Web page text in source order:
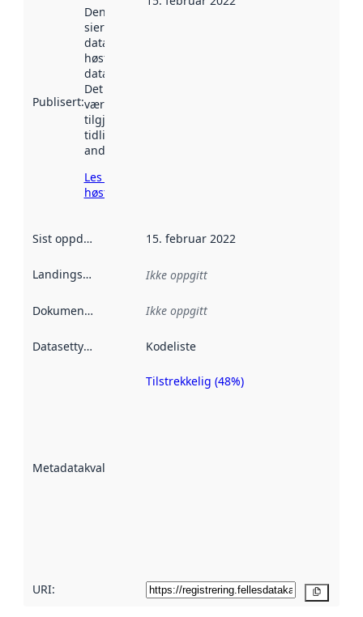
Publisert:
Denne datoen
sier når
datasettet ble
høstet av
data.norge.no.
Det kan ha
vært
tilgjengelig
tidligere
andre steder.
Les mer om
høsting her
Sist oppdatert 15. februar 2022
Landingsside Ikke oppgitt
Dokumentasjon Ikke oppgitt
Datasettype Kodeliste
Metadatakvalitet
Metadatakvalitet
Tilstrekkelig (48%)
URI: